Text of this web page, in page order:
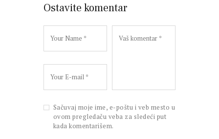
Ostavite komentar
Sačuvaj moje ime, e-poštu i veb mesto u
ovom pregledaču veba za sledeći put
kada komentarišem.